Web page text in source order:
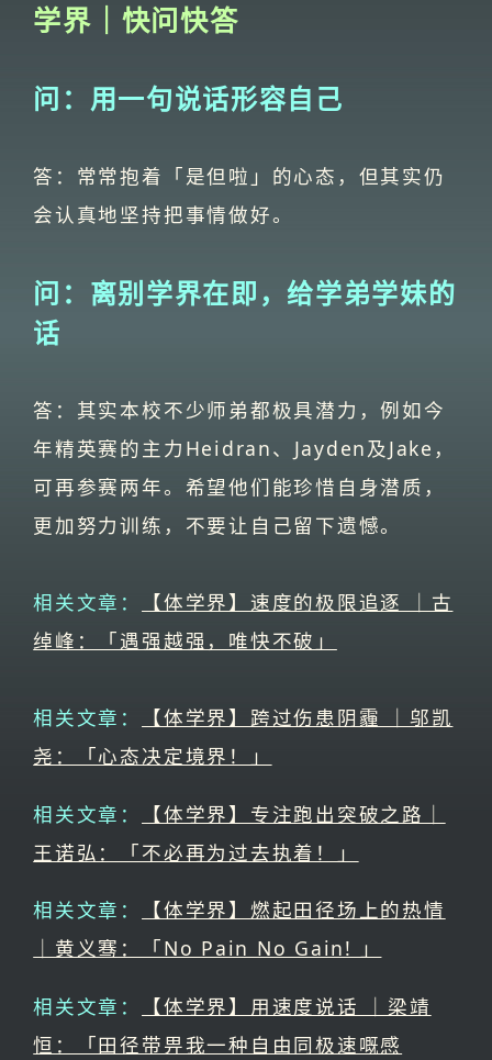
学界｜快问快答
问：用一句说话形容自己
答：常常抱着「是但啦」的心态，但其实仍
会认真地坚持把事情做好。
问：离别学界在即，给学弟学妹的
话
答：其实本校不少师弟都极具潜力，例如今
年精英赛的主力Heidran、Jayden及Jake，
可再参赛两年。希望他们能珍惜自身潜质，
更加努力训练，不要让自己留下遗憾。
相关文章：
【体学界】速度的极限追逐 ｜古
绰峰：「遇强越强，唯快不破」
相关文章：
【体学界】跨过伤患阴霾 ｜邬凯
尧：「心态决定境界！」
相关文章：
【体学界】专注跑出突破之路｜
王诺弘：「不必再为过去执着！」
相关文章：
【体学界】燃起田径场上的热情
｜黄义骞：「No Pain No Gain! 」
相关文章：
【体学界】用速度说话 ｜梁靖
恒：「田径带畀我一种自由同极速嘅感